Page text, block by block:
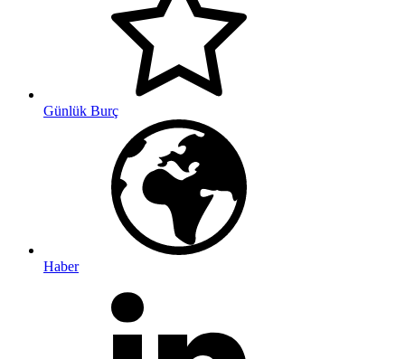
Günlük Burç
Haber